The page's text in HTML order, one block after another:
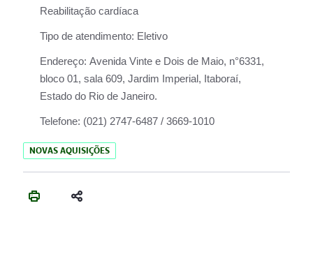
Reabilitação cardíaca
Tipo de atendimento: Eletivo
Endereço: Avenida Vinte e Dois de Maio, n°6331,
bloco 01, sala 609, Jardim Imperial, Itaboraí,
Estado do Rio de Janeiro.
Telefone: (021) 2747-6487 / 3669-1010
NOVAS AQUISIÇÕES